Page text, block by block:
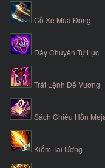
Cỗ Xe Mùa Đông
Dây Chuyền Tự Lực
Trát Lệnh Đế Vương
Sách Chiêu Hồn
Kiếm Tai Ương